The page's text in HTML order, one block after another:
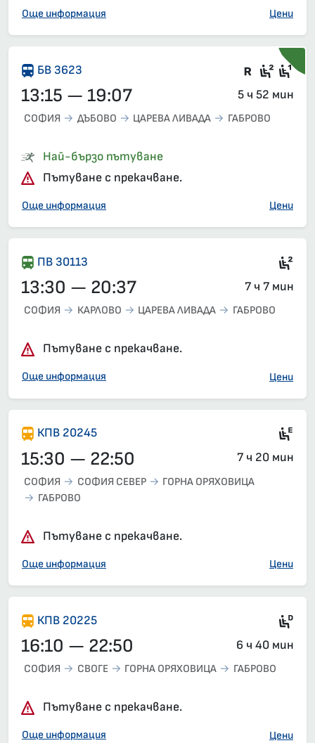
Още информация Цени
БВ 3623 Влак
13:15 — 19:07 5 ч 52 мин
СОФИЯ ДЪБОВО ЦАРЕВА ЛИВАДА ГАБРОВО
Най-бързо пътуване
Пътуване с прекачване.
Още информация Цени
ПВ 30113
13:30 — 20:37 7 ч 7 мин
СОФИЯ КАРЛОВО ЦАРЕВА ЛИВАДА ГАБРОВО
Пътуване с прекачване.
Още информация Цени
КПВ 20245
15:30 — 22:50 7 ч 20 мин
СОФИЯ СОФИЯ СЕВЕР
ГОРНА ОРЯХОВИЦА
ГАБРОВО
Пътуване с прекачване.
Още информация Цени
КПВ 20225
16:10 — 22:50 6 ч 40 мин
СОФИЯ СВОГЕ ГОРНА ОРЯХОВИЦА ГАБРОВО
Пътуване с прекачване.
Още информация Цени